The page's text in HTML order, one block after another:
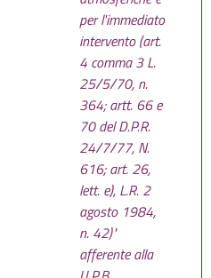
per l'immediato
intervento (art.
4 comma 3 L.
25/5/70, n.
364; artt. 66 e
70 del D.P.R.
24/7/77, N.
616; art. 26,
lett. e), L.R. 2
agosto 1984,
n. 42)"
afferente alla